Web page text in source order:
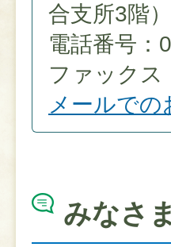
合支所3階）
電話番号：
ファックス
メールでの
みなさ